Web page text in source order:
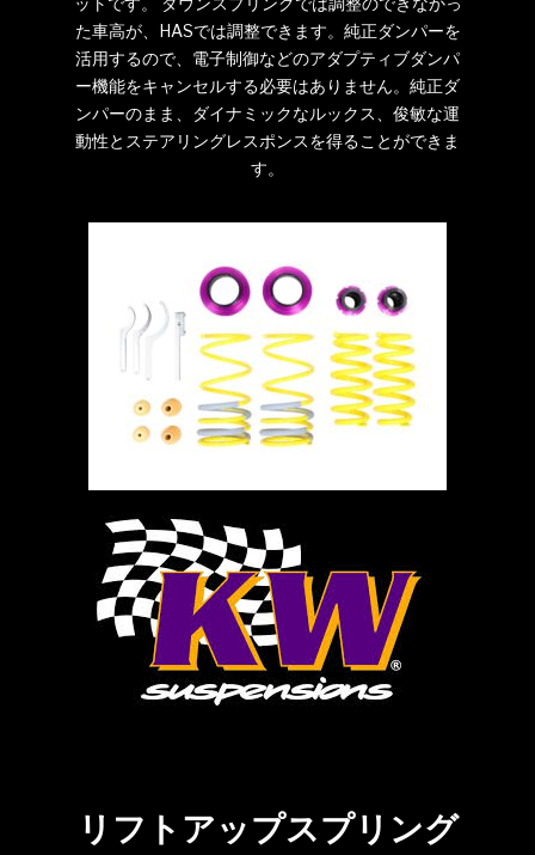
た車高が、HASでは調整できます。純正ダンパーを
活用するので、電子制御などのアダプティブダンパ
ー機能をキャンセルする必要はありません。純正ダ
ンパーのまま、ダイナミックなルックス、俊敏な運
動性とステアリングレスポンスを得ることができま
す。
リフトアップスプリング